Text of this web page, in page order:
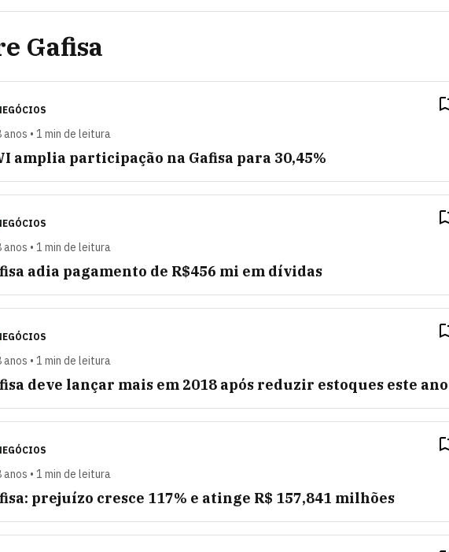
Gafisa
anos • 1 min de leitura
amplia participação na Gafisa para 30,45%
anos • 1 min de leitura
adia pagamento de R$456 mi em dívidas
anos • 1 min de leitura
deve lançar mais em 2018 após reduzir estoques este ano
anos • 1 min de leitura
prejuízo cresce 117% e atinge R$ 157,841 milhões